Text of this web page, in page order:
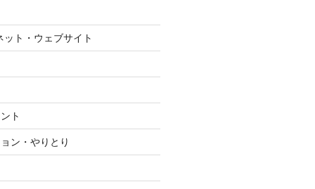
ト・ウェブサイト
ト
ン・やりとり